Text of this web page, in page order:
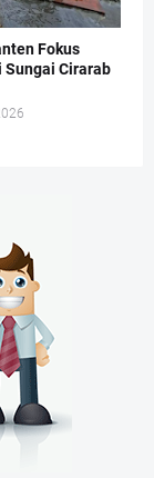
Fokus
Cirarab